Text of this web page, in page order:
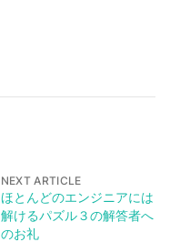
NEXT ARTICLE
ほとんどのエンジニアには
解けるパズル３の解答者へ
のお礼